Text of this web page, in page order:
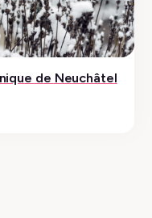
de Neuchâtel